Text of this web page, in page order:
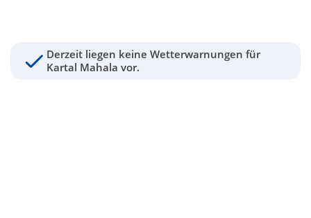
Derzeit liegen keine Wetterwarnungen für
Kartal Mahala vor.